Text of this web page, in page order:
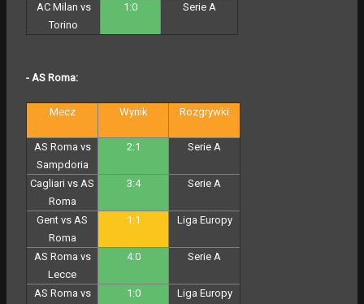
AC Milan vs
Torino
1:0 Serie A
- AS Roma:
Mecz Wynik Rozgrywki
AS Roma vs
Sampdoria
2:1 Serie A
Cagliari vs AS
Roma
3:4 Serie A
Gent vs AS
Roma
1:1 Liga Europy
AS Roma vs
Lecce
4:0 Serie A
AS Roma vs
1:0 Liga Europy